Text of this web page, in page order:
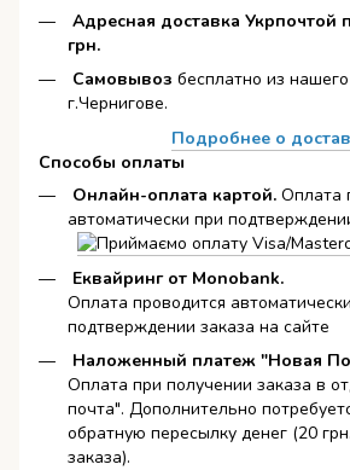
Адресная доставка Укрпочтой
грн.
Самовывоз бесплатно из
г.Чернигове.
Подробнее о
Способы оплаты
Онлайн-оплата картой. Оплата
автоматически при
Еквайринг от Monobank.
Оплата проводится
подтверждении заказа на сайте
Наложенный платеж "Новая
Оплата при получении заказа в
почта". Дополнительно
обратную пересылку денег (20
заказа).